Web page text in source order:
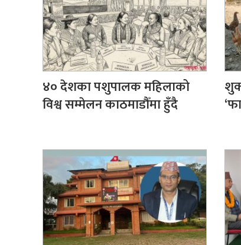
४० देशका पशुपालक महिलाको
विश्व सम्मेलन काठमाडौँमा हुँदै